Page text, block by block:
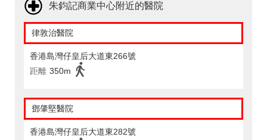
朱鈞記商業中心附近的醫院
律敦治醫院
香港島灣仔皇后大道東266號
距離 350m
鄧肇堅醫院
香港島灣仔皇后大道東282號